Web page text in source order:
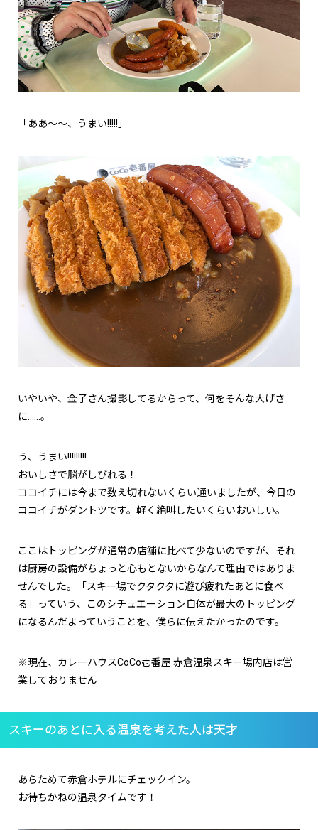
「ああ～～、うまい!!!!!」
いやいや、金子さん撮影してるからって、何をそんな大げさ
に……。
う、うまい!!!!!!!!!
おいしさで脳がしびれる！
ココイチには今まで数え切れないくらい通いましたが、今日の
ココイチがダントツです。軽く絶叫したいくらいおいしい。
ここはトッピングが通常の店舗に比べて少ないのですが、それ
は厨房の設備がちょっと心もとないからなんて理由ではありま
せんでした。「スキー場でクタクタに遊び疲れたあとに食べ
る」っていう、このシチュエーション自体が最大のトッピング
になるんだよっていうことを、僕らに伝えたかったのです。
※現在、カレーハウスCoCo壱番屋 赤倉温泉スキー場内店は営
業しておりません
スキーのあとに入る温泉を考えた人は天才
あらためて赤倉ホテルにチェックイン。
お待ちかねの温泉タイムです！